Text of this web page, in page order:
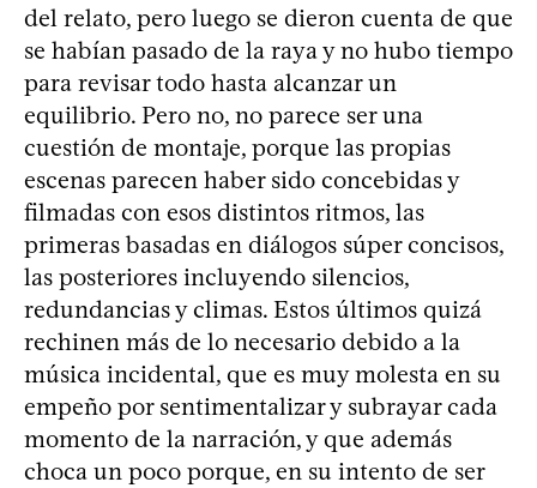
del relato, pero luego se dieron cuenta de que
se habían pasado de la raya y no hubo tiempo
para revisar todo hasta alcanzar un
equilibrio. Pero no, no parece ser una
cuestión de montaje, porque las propias
escenas parecen haber sido concebidas y
filmadas con esos distintos ritmos, las
primeras basadas en diálogos súper concisos,
las posteriores incluyendo silencios,
redundancias y climas. Estos últimos quizá
rechinen más de lo necesario debido a la
música incidental, que es muy molesta en su
empeño por sentimentalizar y subrayar cada
momento de la narración, y que además
choca un poco porque, en su intento de ser